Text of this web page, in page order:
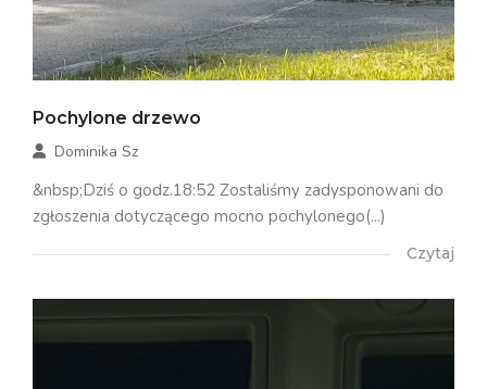
Pochylone drzewo
Dominika Sz
&nbsp;Dziś o godz.18:52 Zostaliśmy zadysponowani do
zgłoszenia dotyczącego mocno pochylonego(...)
Czytaj